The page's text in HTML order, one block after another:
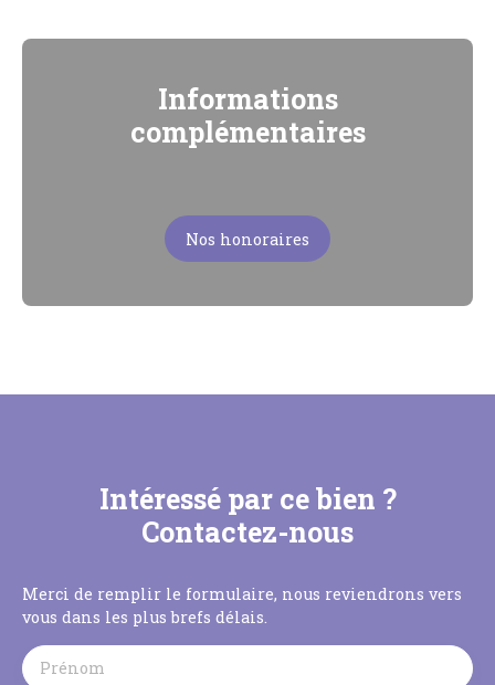
Informations
complémentaires
Nos honoraires
Intéressé par ce bien ?
Contactez-nous
Merci de remplir le formulaire, nous reviendrons vers
vous dans les plus brefs délais.
Prénom